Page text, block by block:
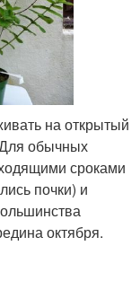
на открытый
Для обычных
сроками
почки) и
октября.